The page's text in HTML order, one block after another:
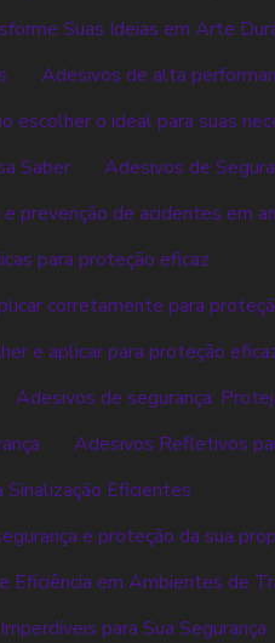
Suas Ideias em Arte
Adesivos de alta
escolher o ideal para suas
Saber
Adesivos de
prevenção de acidentes em
para proteção eficaz
corretamente para
e aplicar para proteção
Adesivos de segurança:
Adesivos Refletivos
Eficientes
e proteção da sua
Eficiência em Ambientes de
para Sua Segurança